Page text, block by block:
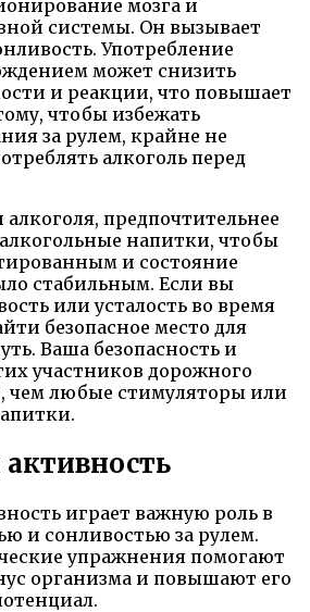
мозга и
системы. Он вызывает
Употребление
может снизить
и реакции, что повышает
чтобы избежать
за рулем, крайне не
алкоголь перед
предпочтительнее
напитки, чтобы
и состояние
стабильным. Если вы
или усталость во время
безопасное место для
Ваша безопасность и
участников дорожного
чем любые стимуляторы или
играет важную роль в
и сонливостью за рулем.
упражнения помогают
организма и повышают его